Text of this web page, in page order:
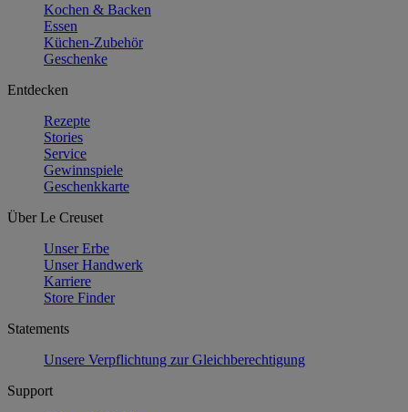
Kochen & Backen
Essen
Küchen-Zubehör
Geschenke
Entdecken
Rezepte
Stories
Service
Gewinnspiele
Geschenkkarte
Über Le Creuset
Unser Erbe
Unser Handwerk
Karriere
Store Finder
Statements
Unsere Verpflichtung zur Gleichberechtigung
Support